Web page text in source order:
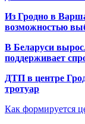
Из Гродно в
возможностью
В Беларуси
поддерживает
ДТП в центре
тротуар
Как формируется